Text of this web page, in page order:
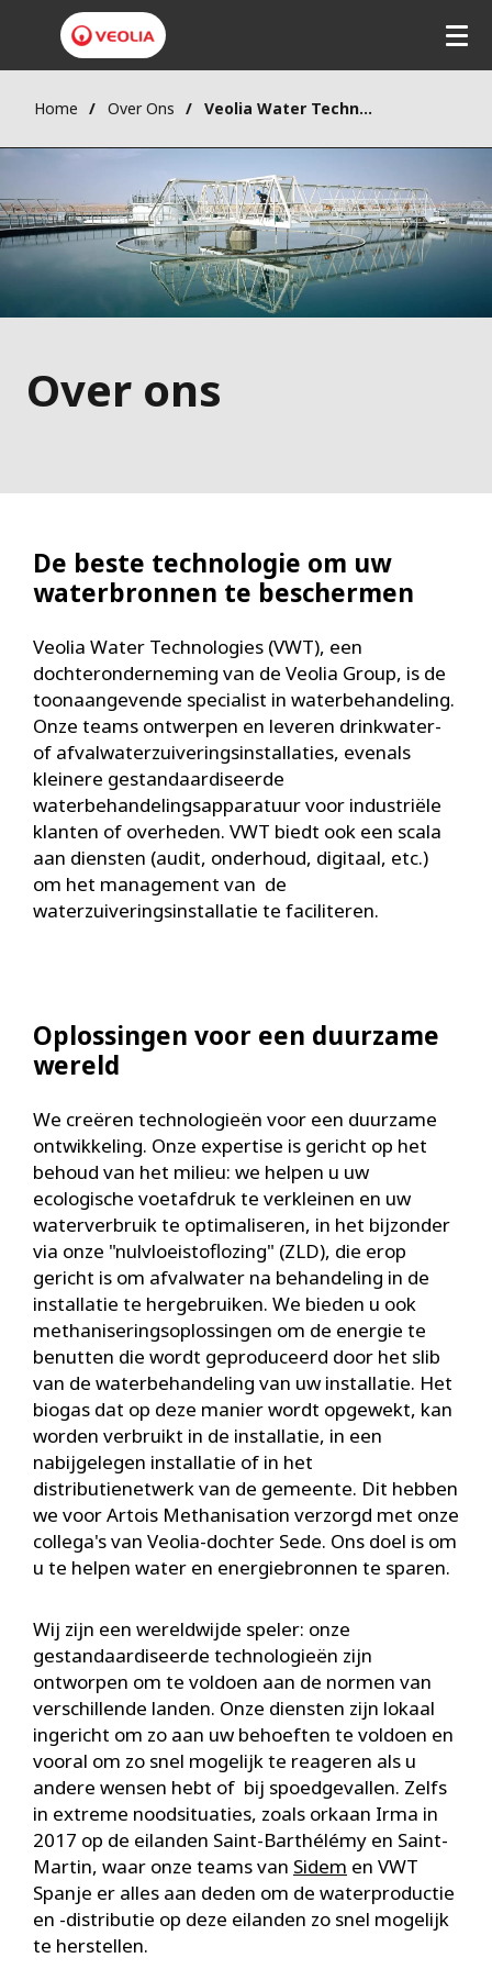
Home Over Ons Veolia Water Technologies
Over ons
De beste technologie om uw
waterbronnen te beschermen
Veolia Water Technologies (VWT), een
dochteronderneming van de Veolia Group, is de
toonaangevende specialist in waterbehandeling.
Onze teams ontwerpen en leveren drinkwater-
of afvalwaterzuiveringsinstallaties, evenals
kleinere gestandaardiseerde
waterbehandelingsapparatuur voor industriële
klanten of overheden. VWT biedt ook een scala
aan diensten (audit, onderhoud, digitaal, etc.)
om het management van de
waterzuiveringsinstallatie te faciliteren.
Oplossingen voor een duurzame
wereld
We creëren technologieën voor een duurzame
ontwikkeling. Onze expertise is gericht op het
behoud van het milieu: we helpen u uw
ecologische voetafdruk te verkleinen en uw
waterverbruik te optimaliseren, in het bijzonder
via onze "nulvloeistoflozing" (ZLD), die erop
gericht is om afvalwater na behandeling in de
installatie te hergebruiken. We bieden u ook
methaniseringsoplossingen om de energie te
benutten die wordt geproduceerd door het slib
van de waterbehandeling van uw installatie. Het
biogas dat op deze manier wordt opgewekt, kan
worden verbruikt in de installatie, in een
nabijgelegen installatie of in het
distributienetwerk van de gemeente. Dit hebben
we voor Artois Methanisation verzorgd met onze
collega's van Veolia-dochter Sede. Ons doel is om
u te helpen water en energiebronnen te sparen.
Wij zijn een wereldwijde speler: onze
gestandaardiseerde technologieën zijn
ontworpen om te voldoen aan de normen van
verschillende landen. Onze diensten zijn lokaal
ingericht om zo aan uw behoeften te voldoen en
vooral om zo snel mogelijk te reageren als u
andere wensen hebt of bij spoedgevallen. Zelfs
in extreme noodsituaties, zoals orkaan Irma in
2017 op de eilanden Saint-Barthélémy en Saint-
Martin, waar onze teams van Sidem en VWT
Spanje er alles aan deden om de waterproductie
en -distributie op deze eilanden zo snel mogelijk
te herstellen.